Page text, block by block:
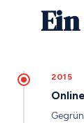
2015